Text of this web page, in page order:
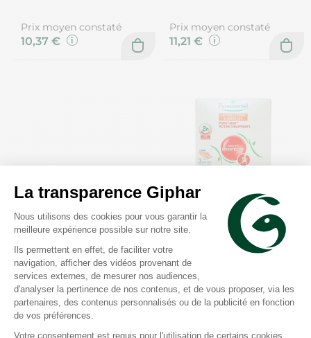
Prix moyen constaté
10,37 €
Prix moyen constaté
11,21 €
Compeed
5 pansements "seconde
peau" oignons gel actif
Prix moyen constaté
8,85 €
Puressentiel
Patchs chauffants
articulations aux 14 huiles
essentielles 3
13,54 €